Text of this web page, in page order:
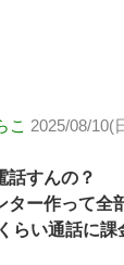
こ 2025/08/10(
話すんの？
ター作って全
らい通話に課